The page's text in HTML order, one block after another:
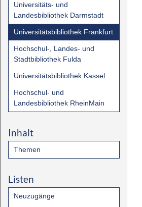
Universitäts- und
Landesbibliothek Darmstadt
Universitätsbibliothek Frankfurt
Hochschul-, Landes- und
Stadtbibliothek Fulda
Universitätsbibliothek Kassel
Hochschul- und
Landesbibliothek RheinMain
Inhalt
Themen
Listen
Neuzugänge